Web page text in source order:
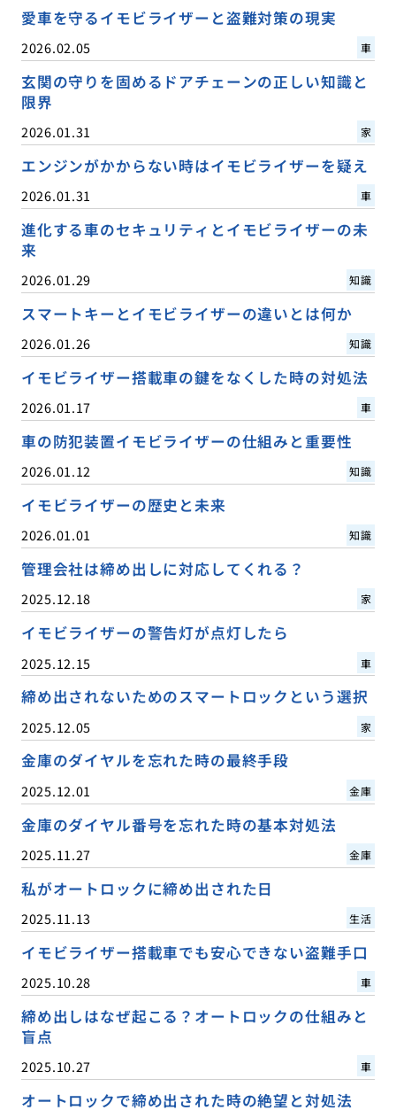
愛車を守るイモビライザーと盗難対策の現実
2026.02.05 車
玄関の守りを固めるドアチェーンの正しい知識と
限界
2026.01.31 家
エンジンがかからない時はイモビライザーを疑え
2026.01.31 車
進化する車のセキュリティとイモビライザーの未
来
2026.01.29 知識
スマートキーとイモビライザーの違いとは何か
2026.01.26 知識
イモビライザー搭載車の鍵をなくした時の対処法
2026.01.17 車
車の防犯装置イモビライザーの仕組みと重要性
2026.01.12 知識
イモビライザーの歴史と未来
2026.01.01 知識
管理会社は締め出しに対応してくれる？
2025.12.18 家
イモビライザーの警告灯が点灯したら
2025.12.15 車
締め出されないためのスマートロックという選択
2025.12.05 家
金庫のダイヤルを忘れた時の最終手段
2025.12.01 金庫
金庫のダイヤル番号を忘れた時の基本対処法
2025.11.27 金庫
私がオートロックに締め出された日
2025.11.13 生活
イモビライザー搭載車でも安心できない盗難手口
2025.10.28 車
締め出しはなぜ起こる？オートロックの仕組みと
盲点
2025.10.27 車
オートロックで締め出された時の絶望と対処法